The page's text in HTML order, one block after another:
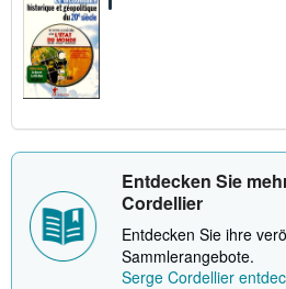
Entdecken Sie
Cordellier
Entdecken Sie ihre
Sammlerangebote.
Serge Cordellier